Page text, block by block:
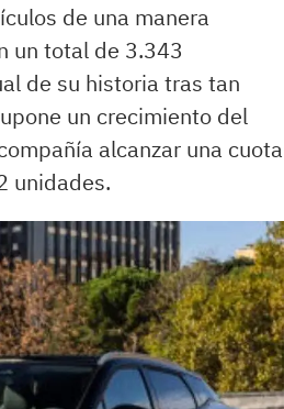
de una manera
un total de 3.343
de su historia tras tan
un crecimiento del
alcanzar una cuota
unidades.